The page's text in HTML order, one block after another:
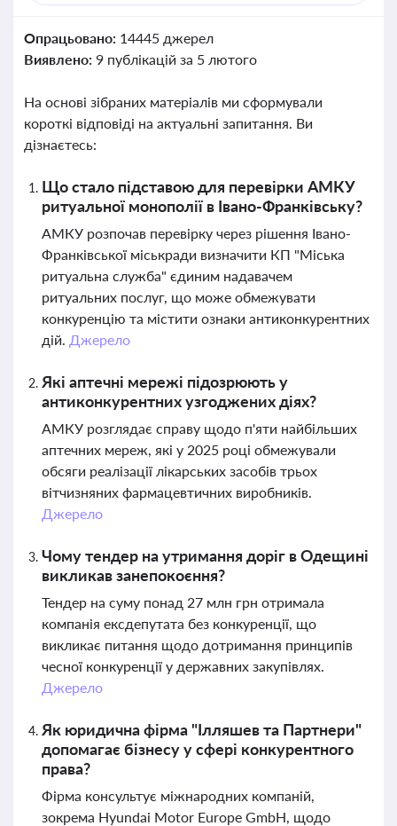
Опрацьовано: 14445 джерел
Виявлено: 9 публікацій за 5 лютого
На основі зібраних матеріалів ми сформували
короткі відповіді на актуальні запитання. Ви
дізнаєтесь:
Що стало підставою для перевірки АМКУ
ритуальної монополії в Івано-Франківську?
АМКУ розпочав перевірку через рішення Івано-
Франківської міськради визначити КП "Міська
ритуальна служба" єдиним надавачем
ритуальних послуг, що може обмежувати
конкуренцію та містити ознаки антиконкурентних
дій. Джерело
Які аптечні мережі підозрюють у
антиконкурентних узгоджених діях?
АМКУ розглядає справу щодо п'яти найбільших
аптечних мереж, які у 2025 році обмежували
обсяги реалізації лікарських засобів трьох
вітчизняних фармацевтичних виробників.
Джерело
Чому тендер на утримання доріг в Одещині
викликав занепокоєння?
Тендер на суму понад 27 млн грн отримала
компанія ексдепутата без конкуренції, що
викликає питання щодо дотримання принципів
чесної конкуренції у державних закупівлях.
Джерело
Як юридична фірма "Ілляшев та Партнери"
допомагає бізнесу у сфері конкурентного
права?
Фірма консультує міжнародних компаній,
зокрема Hyundai Motor Europe GmbH, щодо